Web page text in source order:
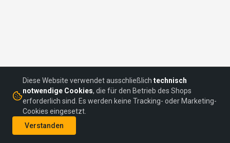
©2026headON Communications GmbH
Diese Website verwendet ausschließlich technisch
notwendige Cookies, die für den Betrieb des Shops
erforderlich sind. Es werden keine Tracking- oder Marketing-
Cookies eingesetzt.
Verstanden